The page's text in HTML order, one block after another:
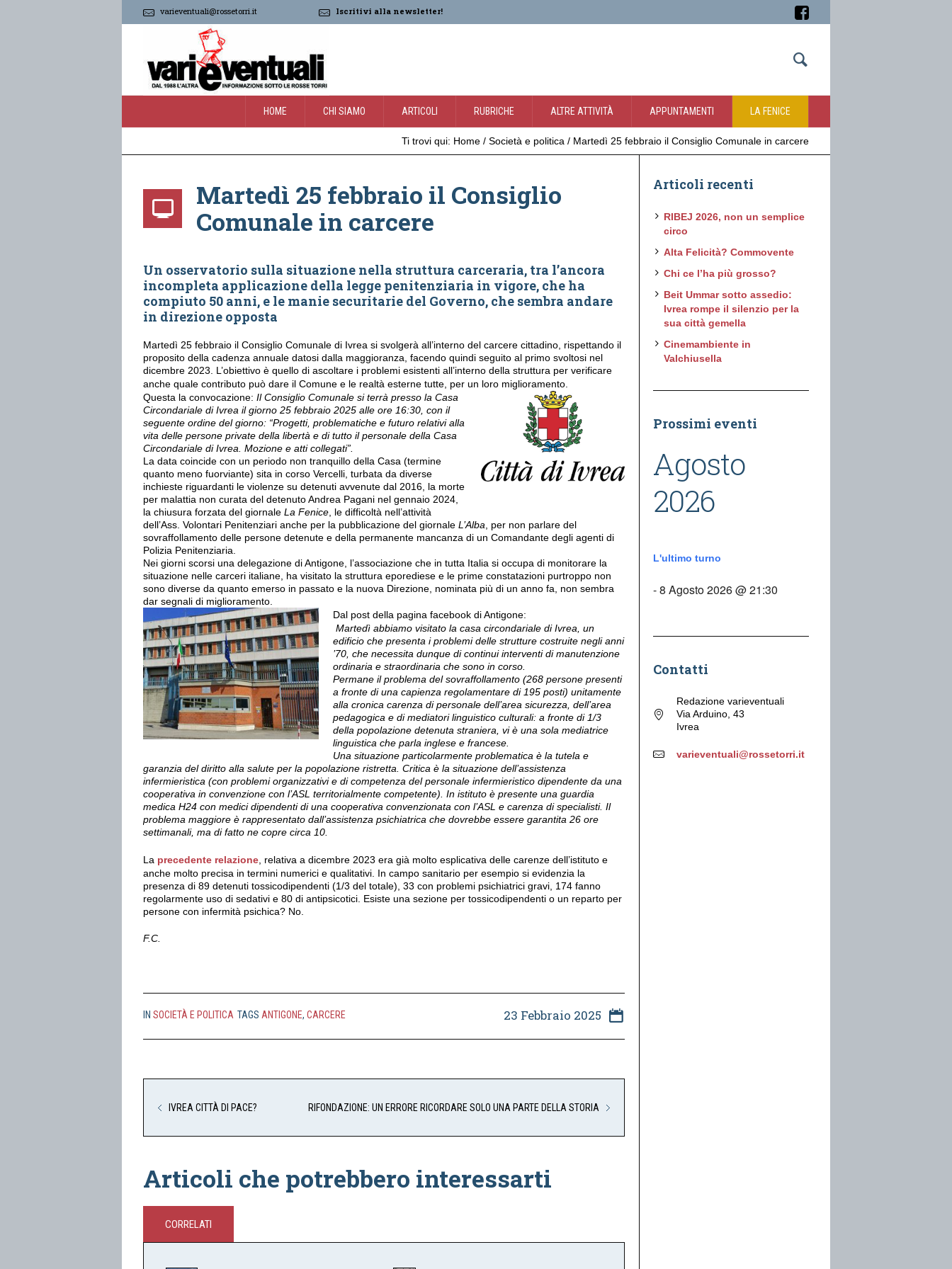
varieventuali@rossetorri.it Iscritivi alla newsletter!
HOME CHI SIAMO ARTICOLI RUBRICHE ALTRE ATTIVITÀ APPUNTAMENTI LA FENICE
Ti trovi qui: Home / Società e politica / Martedì 25 febbraio il Consiglio Comunale in carcere
Martedì 25 febbraio il Consiglio
Comunale in carcere
Un osservatorio sulla situazione nella struttura carceraria, tra l’ancora
incompleta applicazione della legge penitenziaria in vigore, che ha
compiuto 50 anni, e le manie securitarie del Governo, che sembra andare
in direzione opposta
Martedì 25 febbraio il Consiglio Comunale di Ivrea si svolgerà all’interno del carcere cittadino, rispettando il
proposito della cadenza annuale datosi dalla maggioranza, facendo quindi seguito al primo svoltosi nel
dicembre 2023. L’obiettivo è quello di ascoltare i problemi esistenti all’interno della struttura per verificare
anche quale contributo può dare il Comune e le realtà esterne tutte, per un loro miglioramento.
Questa la convocazione: Il Consiglio Comunale si terrà presso la Casa
Circondariale di Ivrea il giorno 25 febbraio 2025 alle ore 16:30, con il
seguente ordine del giorno: “Progetti, problematiche e futuro relativi alla
vita delle persone private della libertà e di tutto il personale della Casa
Circondariale di Ivrea. Mozione e atti collegati”.
La data coincide con un periodo non tranquillo della Casa (termine
quanto meno fuorviante) sita in corso Vercelli, turbata da diverse
inchieste riguardanti le violenze su detenuti avvenute dal 2016, la morte
per malattia non curata del detenuto Andrea Pagani nel gennaio 2024,
la chiusura forzata del giornale La Fenice , le difficoltà nell’attività
dell’Ass. Volontari Penitenziari anche per la pubblicazione del giornale L’Alba , per non parlare del
sovraffollamento delle persone detenute e della permanente mancanza di un Comandante degli agenti di
Polizia Penitenziaria.
Nei giorni scorsi una delegazione di Antigone, l’associazione che in tutta Italia si occupa di monitorare la
situazione nelle carceri italiane, ha visitato la struttura eporediese e le prime constatazioni purtroppo non
sono diverse da quanto emerso in passato e la nuova Direzione, nominata più di un anno fa, non sembra
dar segnali di miglioramento.
Dal post della pagina facebook di Antigone:
Martedì abbiamo visitato la casa circondariale di Ivrea, un
edificio che presenta i problemi delle strutture costruite negli anni
’70, che necessita dunque di continui interventi di manutenzione
ordinaria e straordinaria che sono in corso.
Permane il problema del sovraffollamento (268 persone presenti
a fronte di una capienza regolamentare di 195 posti) unitamente
alla cronica carenza di personale dell’area sicurezza, dell’area
pedagogica e di mediatori linguistico culturali: a fronte di 1/3
della popolazione detenuta straniera, vi è una sola mediatrice
linguistica che parla inglese e francese.
Una situazione particolarmente problematica è la tutela e
garanzia del diritto alla salute per la popolazione ristretta. Critica è la situazione dell’assistenza
infermieristica (con problemi organizzativi e di competenza del personale infermieristico dipendente da una
cooperativa in convenzione con l’ASL territorialmente competente). In istituto è presente una guardia
medica H24 con medici dipendenti di una cooperativa convenzionata con l’ASL e carenza di specialisti. Il
problema maggiore è rappresentato dall’assistenza psichiatrica che dovrebbe essere garantita 26 ore
settimanali, ma di fatto ne copre circa 10.
La precedente relazione , relativa a dicembre 2023 era già molto esplicativa delle carenze dell’istituto e
anche molto precisa in termini numerici e qualitativi. In campo sanitario per esempio si evidenzia la
presenza di 89 detenuti tossicodipendenti (1/3 del totale), 33 con problemi psichiatrici gravi, 174 fanno
regolarmente uso di sedativi e 80 di antipsicotici. Esiste una sezione per tossicodipendenti o un reparto per
persone con infermità psichica? No.
F.C.
23 Febbraio 2025
IN SOCIETÀ E POLITICA TAGS ANTIGONE, CARCERE
RIFONDAZIONE: UN ERRORE RICORDARE SOLO UNA PARTE DELLA STORIA
IVREA CITTÀ DI PACE?
Articoli che potrebbero interessarti
CORRELATI
Articoli recenti
RIBEJ 2026, non un semplice
circo
Alta Felicità? Commovente
Chi ce l’ha più grosso?
Beit Ummar sotto assedio:
Ivrea rompe il silenzio per la
sua città gemella
Cinemambiente in
Valchiusella
Prossimi eventi
Agosto
2026
L'ultimo turno
- 8 Agosto 2026 @ 21:30
Contatti
Redazione varieventuali
Via Arduino, 43
Ivrea
varieventuali@rossetorri.it